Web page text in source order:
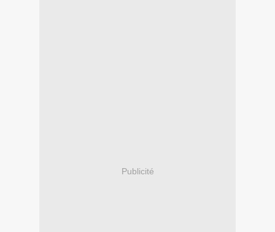
Publicité